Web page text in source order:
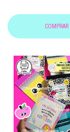
COMPRAR